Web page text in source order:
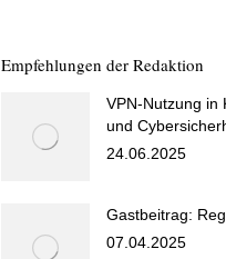
Empfehlungen der Redaktion
VPN-Nutzung in
und
24.06.2025
Gastbeitrag:
07.04.2025